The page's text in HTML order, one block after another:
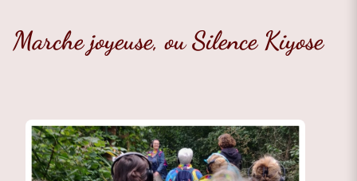
Marche joyeuse, ou Silence Kiyose